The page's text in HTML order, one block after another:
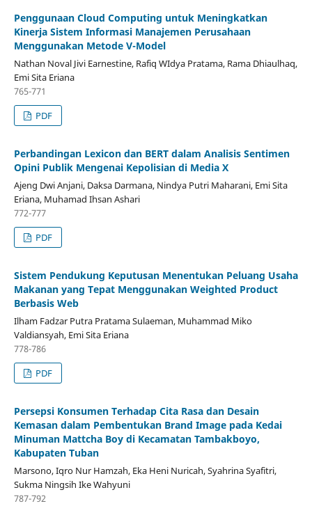
Penggunaan Cloud Computing untuk Meningkatkan
Kinerja Sistem Informasi Manajemen Perusahaan
Menggunakan Metode V-Model
Nathan Noval Jivi Earnestine, Rafiq WIdya Pratama, Rama Dhiaulhaq,
Emi Sita Eriana
765-771
PDF
Perbandingan Lexicon dan BERT dalam Analisis Sentimen
Opini Publik Mengenai Kepolisian di Media X
Ajeng Dwi Anjani, Daksa Darmana, Nindya Putri Maharani, Emi Sita
Eriana, Muhamad Ihsan Ashari
772-777
PDF
Sistem Pendukung Keputusan Menentukan Peluang Usaha
Makanan yang Tepat Menggunakan Weighted Product
Berbasis Web
Ilham Fadzar Putra Pratama Sulaeman, Muhammad Miko
Valdiansyah, Emi Sita Eriana
778-786
PDF
Persepsi Konsumen Terhadap Cita Rasa dan Desain
Kemasan dalam Pembentukan Brand Image pada Kedai
Minuman Mattcha Boy di Kecamatan Tambakboyo,
Kabupaten Tuban
Marsono, Iqro Nur Hamzah, Eka Heni Nuricah, Syahrina Syafitri,
Sukma Ningsih Ike Wahyuni
787-792